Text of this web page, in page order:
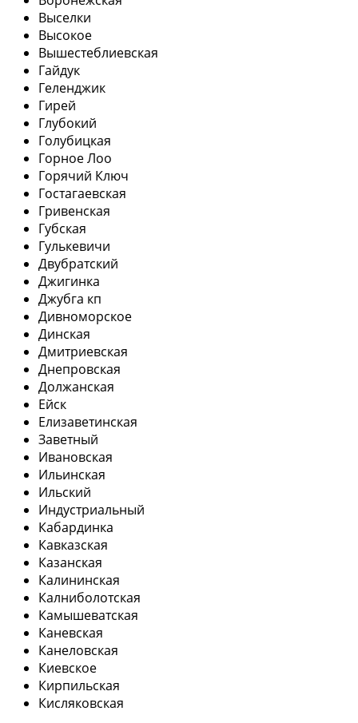
Выселки
Высокое
Вышестеблиевская
Гайдук
Геленджик
Гирей
Глубокий
Голубицкая
Горное Лоо
Горячий Ключ
Гостагаевская
Гривенская
Губская
Гулькевичи
Двубратский
Джигинка
Джубга кп
Дивноморское
Динская
Дмитриевская
Днепровская
Должанская
Ейск
Елизаветинская
Заветный
Ивановская
Ильинская
Ильский
Индустриальный
Кабардинка
Кавказская
Казанская
Калининская
Калниболотская
Камышеватская
Каневская
Канеловская
Киевское
Кирпильская
Кисляковская